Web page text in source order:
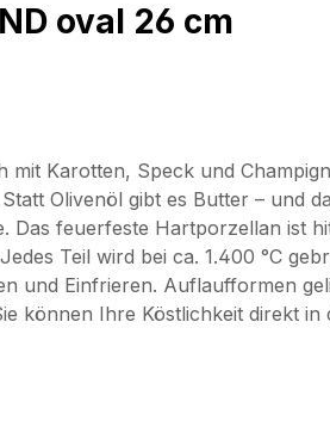
oval 26 cm
mit Karotten, Speck und
Olivenöl gibt es Butter – und
Das feuerfeste Hartporzellan ist
Teil wird bei ca. 1.400 °C
und Einfrieren. Auflaufformen
können Ihre Köstlichkeit direkt